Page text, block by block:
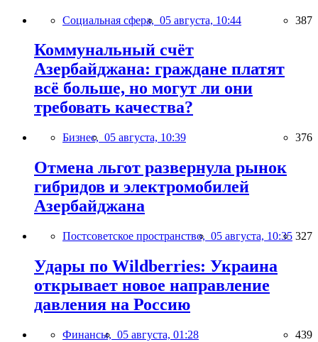
Социальная сфера, 05 августа, 10:44 387
Коммунальный счёт
Азербайджана: граждане платят
всё больше, но могут ли они
требовать качества?
Бизнес, 05 августа, 10:39 376
Отмена льгот развернула рынок
гибридов и электромобилей
Азербайджана
Постсоветское пространство, 05 августа, 10:35 327
Удары по Wildberries: Украина
открывает новое направление
давления на Россию
Финансы, 05 августа, 01:28 439